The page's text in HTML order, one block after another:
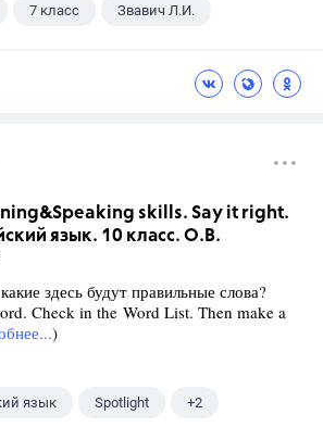
7 класс Звавич Л.И.
skills. Say it right.
язык. 10 класс. О.В.
здесь будут правильные слова?
Check in the Word List. Then make a
)
язык Spotlight +2